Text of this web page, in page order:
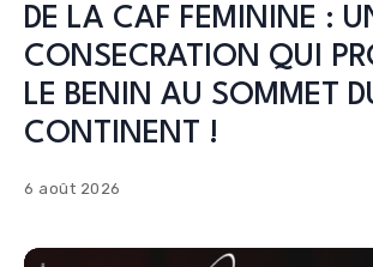
DE LA CAF FEMININE :
CONSECRATION QUI
LE BENIN AU SOMMET
CONTINENT !
6 août 2026